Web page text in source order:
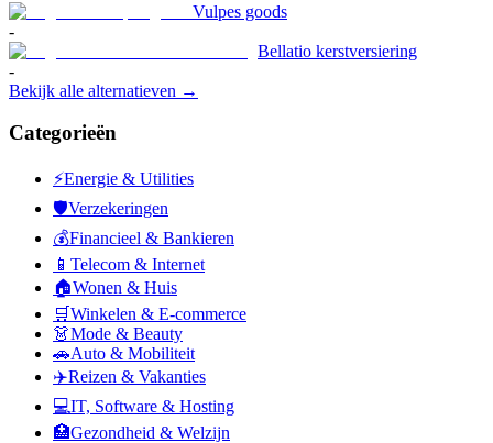
Vulpes goods
-
Bellatio kerstversiering
-
Bekijk alle alternatieven →
Categorieën
⚡Energie & Utilities
🛡️Verzekeringen
💰Financieel & Bankieren
📱 Telecom & Internet
🏠Wonen & Huis
🛒Winkelen & E-commerce
👗Mode & Beauty
🚗Auto & Mobiliteit
✈️Reizen & Vakanties
💻IT, Software & Hosting
🏥Gezondheid & Welzijn